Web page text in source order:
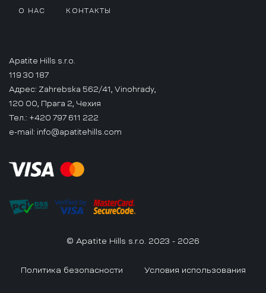
О НАС КОНТАКТЫ
Apatite Hills s.r.o.
119 30 187
Адрес: Zahrebska 562/41, Vinohrady,
120 00, Прага 2, Чехия
Тел.: +420 797 611 222
e-mail: info@apatitehills.com
© Apatite Hills s.r.o. 2023 - 2026
Политика безопасности Условия использования